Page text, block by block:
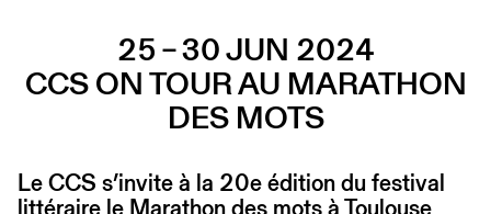
25 – 30 JUN 2024
CCS ON TOUR AU MARATHON
DES MOTS
Le CCS s’invite à la 20e édition du festival
littéraire le Marathon des mots à Toulouse